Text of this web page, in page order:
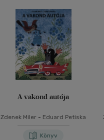
A vakond autója
Zdenek Miler - Eduard Petiska
Könyv